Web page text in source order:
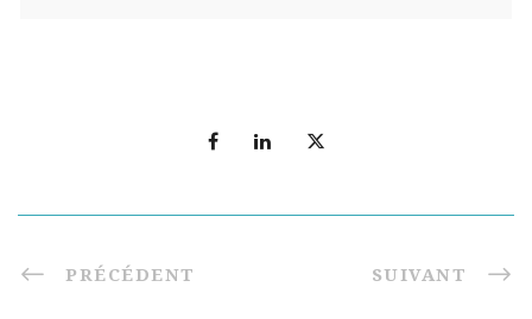
PRÉCÉDENT SUIVANT